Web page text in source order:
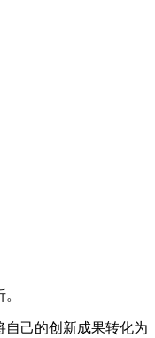
己的创新成果转化为